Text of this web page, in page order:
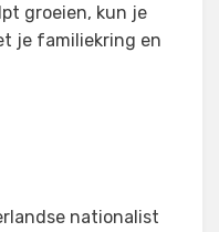
groeien, kun je
je familiekring en
nationalist